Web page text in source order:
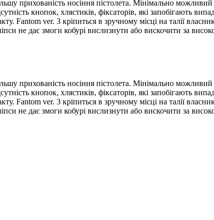
прихованість носіння пістолета. Мінімально можливий
кнопок, хлястиків, фіксаторів, які запобігають
Fantom ver. 3 кріпиться в зручному місці на талії
не дає змоги кобурі вислизнути або вискочити за
прихованість носіння пістолета. Мінімально можливий
кнопок, хлястиків, фіксаторів, які запобігають
Fantom ver. 3 кріпиться в зручному місці на талії
не дає змоги кобурі вислизнути або вискочити за